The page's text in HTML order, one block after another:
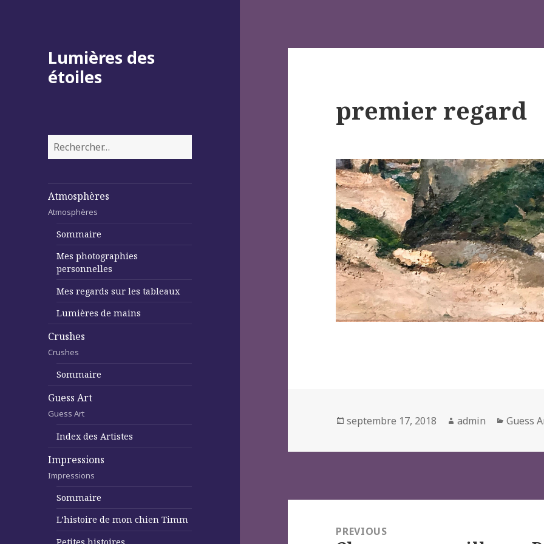
Lumières des
étoiles
Rechercher :
Atmosphères
Atmosphères
Sommaire
Mes photographies
personnelles
Mes regards sur les tableaux
Lumières de mains
Crushes
Crushes
Sommaire
Guess Art
Guess Art
Index des Artistes
Impressions
Impressions
Sommaire
L’histoire de mon chien Timm
premier regard
Posted
septembre 17, 2018 Author
admin Guess
PREVIOUS